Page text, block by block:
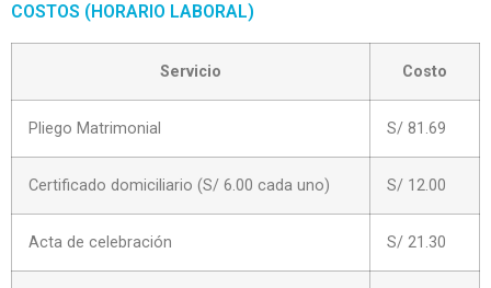
COSTOS (HORARIO LABORAL)
Servicio Costo
Pliego Matrimonial S/ 81.69
Certificado domiciliario (S/ 6.00 cada uno) S/ 12.00
Acta de celebración S/ 21.30